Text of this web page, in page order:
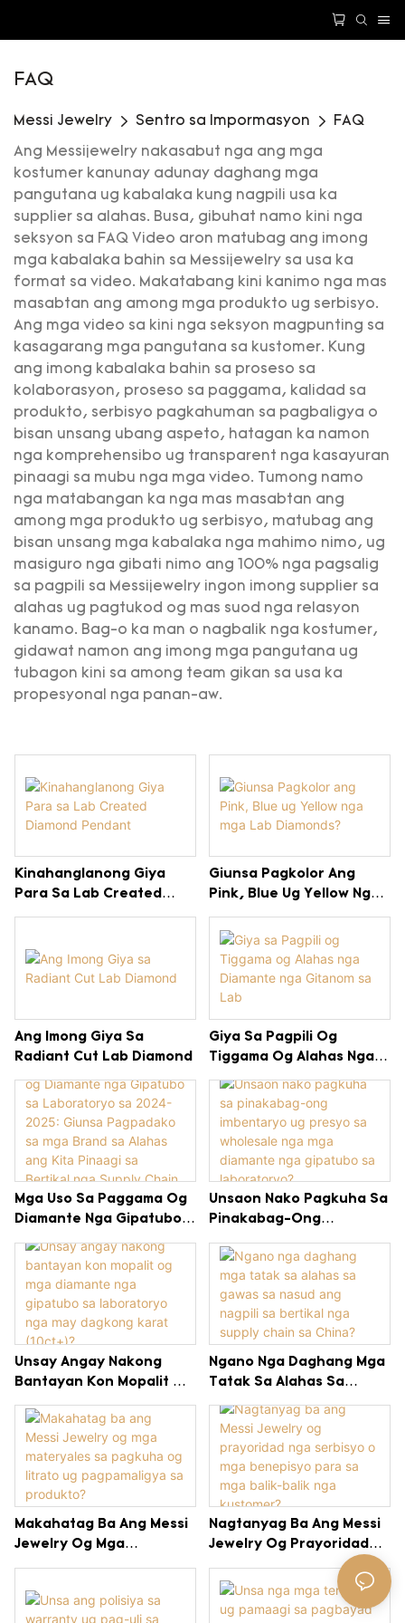
FAQ
Messi Jewelry Sentro sa Impormasyon FAQ
Ang Messijewelry nakasabut nga ang mga
kostumer kanunay adunay daghang mga
pangutana ug kabalaka kung nagpili usa ka
supplier sa alahas. Busa, gibuhat namo kini nga
seksyon sa FAQ Video aron matubag ang imong
mga kabalaka bahin sa Messijewelry sa usa ka
format sa video. Makatabang kini kanimo nga mas
masabtan ang among mga produkto ug serbisyo.
Ang mga video sa kini nga seksyon magpunting sa
kasagarang mga pangutana sa kustomer. Kung
ang imong kabalaka bahin sa proseso sa
kolaborasyon, proseso sa paggama, kalidad sa
produkto, serbisyo pagkahuman sa pagbaligya o
bisan unsang ubang aspeto, hatagan ka namon
nga komprehensibo ug transparent nga kasayuran
pinaagi sa mubu nga mga video. Tumong namo
nga matabangan ka nga mas masabtan ang
among mga produkto ug serbisyo, matubag ang
bisan unsang mga kabalaka nga mahimo nimo, ug
masiguro nga gibati nimo ang 100% nga pagsalig
sa pagpili sa Messijewelry ingon imong supplier sa
alahas ug pagtukod og mas suod nga relasyon
kanamo. Bag-o ka man o nagbalik nga kostumer,
gidawat namon ang imong mga pangutana ug
tubagon kini sa among team gikan sa usa ka
propesyonal nga panan-aw.
Kinahanglanong Giya
Para Sa Lab Created
Diamond Pendant
Giunsa Pagkolor Ang
Pink, Blue Ug Yellow Nga
Mga Lab Diamonds?
Ang Imong Giya Sa
Radiant Cut Lab Diamond
Giya Sa Pagpili Og
Tiggama Og Alahas Nga
Diamante Nga Gitanom Sa
Mga Uso Sa Paggama Og
Diamante Nga Gipatubo
Sa Laboratoryo Sa 2024-
2025: Giunsa Pagpadako
Sa Mga Brand Sa Alahas
Ang Kita Pinaagi Sa
Bertikal Nga Supply Chain
Sa China?
Unsaon Nako Pagkuha Sa
Pinakabag-Ong
Imbentaryo Ug Presyo Sa
Wholesale Nga Mga
Diamante Nga Gipatubo
Sa Laboratoryo?
Unsay Angay Nakong
Bantayan Kon Mopalit Og
Mga Diamante Nga
Gipatubo Sa Laboratoryo
Nga May Dagkong Karat
(10ct+)?
Ngano Nga Daghang Mga
Tatak Sa Alahas Sa
Gawas Sa Nasud Ang
Nagpili Sa Bertikal Nga
Supply Chain Sa China?
Makahatag Ba Ang Messi
Jewelry Og Mga
Materyales Sa Pagkuha
Pagpamaligya Sa
Nagtanyag Ba Ang Messi
Jewelry Og Prayoridad
Nga Serbisyo O Mga
Benepisyo Para Sa Mga
Balik-Balik Nga Kustomer?